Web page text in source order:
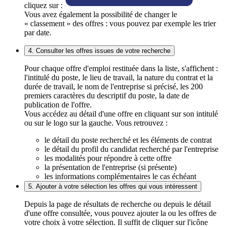
cliquez sur :
Vous avez également la possibilité de changer le
« classement » des offres : vous pouvez par exemple les trier
par date.
4. Consulter les offres issues de votre recherche
Pour chaque offre d'emploi restituée dans la liste, s'affichent :
l'intitulé du poste, le lieu de travail, la nature du contrat et la
durée de travail, le nom de l'entreprise si précisé, les 200
premiers caractères du descriptif du poste, la date de
publication de l'offre.
Vous accédez au détail d'une offre en cliquant sur son intitulé
ou sur le logo sur la gauche. Vous retrouvez :
le détail du poste recherché et les éléments de contrat
le détail du profil du candidat recherché par l'entreprise
les modalités pour répondre à cette offre
la présentation de l'entreprise (si présente)
les informations complémentaires le cas échéant
5. Ajouter à votre sélection les offres qui vous intéressent
Depuis la page de résultats de recherche ou depuis le détail
d'une offre consultée, vous pouvez ajouter la ou les offres de
votre choix à votre sélection. Il suffit de cliquer sur l'icône